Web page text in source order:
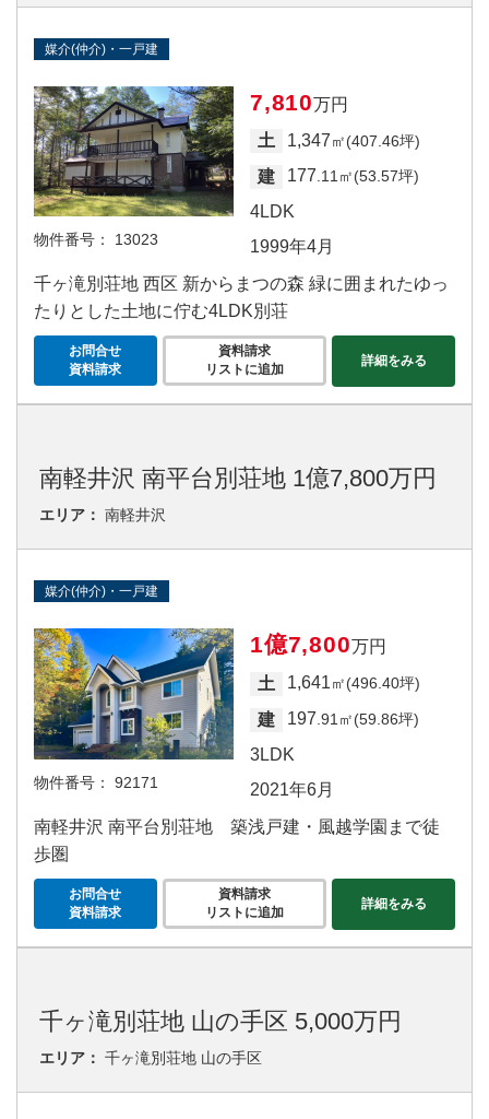
媒介(仲介)・一戸建
物件番号： 13023
7,810万円
土
1,347㎡(407.46坪)
建 177.11㎡(53.57坪)
4LDK
1999年4月
千ヶ滝別荘地 西区 新からまつの森 緑に囲まれたゆっ
たりとした土地に佇む4LDK別荘
お問合せ
資料請求
資料請求
リストに追加
詳細をみる
南軽井沢 南平台別荘地 1億7,800万円
エリア： 南軽井沢
媒介(仲介)・一戸建
物件番号： 92171
1億7,800万円
土
1,641㎡(496.40坪)
建 197 .91㎡(59.86坪)
3LDK
2021年6月
南軽井沢 南平台別荘地 築浅戸建・風越学園まで徒
歩圏
お問合せ
資料請求
資料請求
リストに追加
詳細をみる
千ヶ滝別荘地 山の手区 5,000万円
エリア： 千ヶ滝別荘地 山の手区